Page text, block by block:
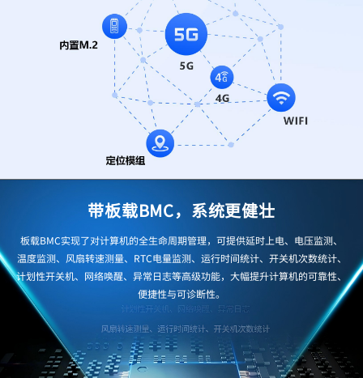
带板载BMC，系统更健壮
板载BMC实现了对计算机的全生命周期管理，可提供延时上电、电压监测、
温度监测、风扇转速测量、RTC电量监测、运行时间统计、开关机次数统计、
计划性开关机、网络唤醒、异常日志等高级功能，大幅提升计算机的可靠性、
便捷性与可诊断性。